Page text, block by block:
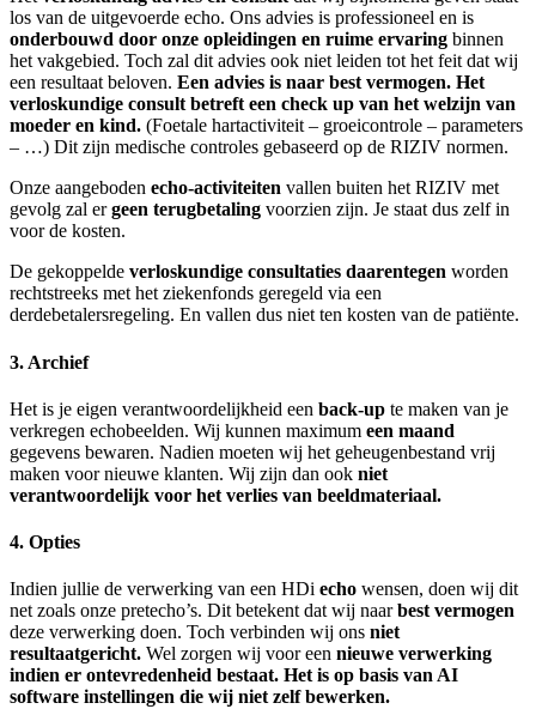
los van de uitgevoerde echo. Ons advies is professioneel en is
onderbouwd door onze opleidingen en ruime ervaring binnen
het vakgebied. Toch zal dit advies ook niet leiden tot het feit dat wij
een resultaat beloven. Een advies is naar best vermogen. Het
verloskundige consult betreft een check up van het welzijn van
moeder en kind. (Foetale hartactiviteit – groeicontrole – parameters
– …) Dit zijn medische controles gebaseerd op de RIZIV normen.
Onze aangeboden echo-activiteiten vallen buiten het RIZIV met
gevolg zal ergeen terugbetaling voorzien zijn. Je staat dus zelf in
voor de kosten.
De gekoppelde verloskundige consultaties daarentegen worden
rechtstreeks met het ziekenfonds geregeld via een
derdebetalersregeling. En vallen dus niet ten kosten van de patiënte.
3. Archief
Het is je eigen verantwoordelijkheid een back-up te maken van je
verkregen echobeelden. Wij kunnen maximum een maand
gegevens bewaren. Nadien moeten wij het geheugenbestand vrij
maken voor nieuwe klanten. Wij zijn dan ook niet
verantwoordelijk voor het verlies van beeldmateriaal.
4. Opties
Indien jullie de verwerking van een HDi echo wensen, doen wij dit
net zoals onze pretecho’s. Dit betekent dat wij naarbest vermogen
deze verwerking doen. Toch verbinden wij ons niet
resultaatgericht. Wel zorgen wij voor een nieuwe verwerking
indien er ontevredenheid bestaat. Het is op basis van AI
software instellingen die wij niet zelf bewerken.